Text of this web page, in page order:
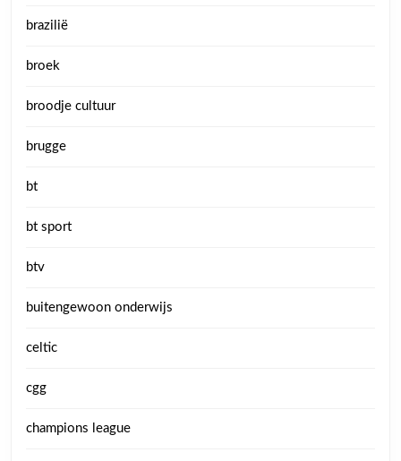
brazilië
broek
broodje cultuur
brugge
bt
bt sport
btv
buitengewoon onderwijs
celtic
cgg
champions league